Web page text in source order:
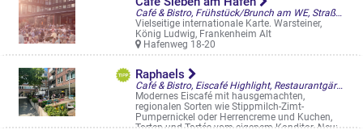
Café & Bistro, Frühstück/Brunch am WE, Straßencafés & Boulevardterrassen
Vielseitige internationale Karte. Warsteiner,
König Ludwig, Frankenheim Alt
Hafenweg 18-20
Raphaels
Café & Bistro, Eiscafé Highlight, Restaurantgärten & -Terrassen, Straßencafés & Boulevardterrassen
Modernes Eiscafé mit hausgemachten,
regionalen Sorten wie Stippmilch-Zimt-
Pumpernickel oder Herrencreme und Kuchen,
Torten und Tartés vom eigenem Konditor. Neu: